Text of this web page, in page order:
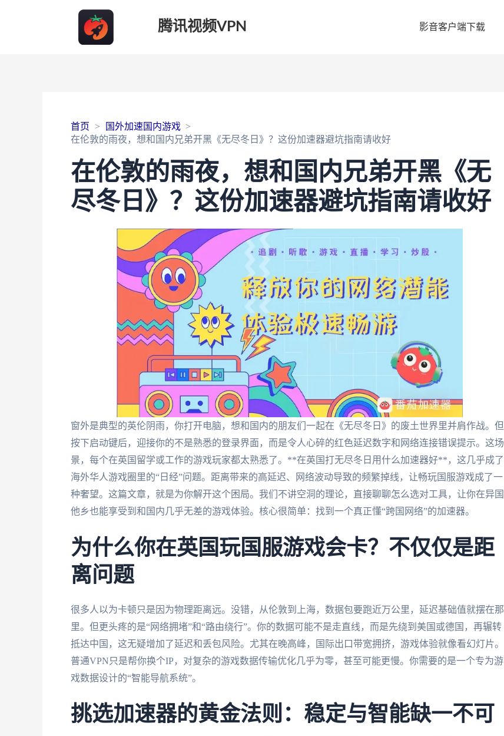
腾讯视频VPN 影音客户端下载
首页
国外加速国内游戏
在伦敦的雨夜，想和国内兄弟开黑《无尽冬日》？这份加速器避坑指南请收好
在伦敦的雨夜，想和国内兄弟开黑《无
尽冬日》？这份加速器避坑指南请收好
窗外是典型的英伦阴雨，你打开电脑，想和国内的朋友们一起在《无尽冬日》的废土世界里并肩作战。但
按下启动键后，迎接你的不是熟悉的登录界面，而是令人心碎的红色延迟数字和网络连接错误提示。这场
景，每个在英国留学或工作的游戏玩家都太熟悉了。**在英国打无尽冬日用什么加速器好**，这几乎成了
海外华人游戏圈里的“日经”问题。距离带来的高延迟、网络波动导致的频繁掉线，让畅玩国服游戏成了一
种奢望。这篇文章，就是为你解开这个困局。我们不讲空洞的理论，直接聊聊怎么选对工具，让你在异国
他乡也能享受到和国内几乎无差的游戏体验。核心很简单：找到一个真正懂“跨国网络”的加速器。
为什么你在英国玩国服游戏会卡？不仅仅是距
离问题
很多人以为卡顿只是因为物理距离远。没错，从伦敦到上海，数据包要跑近万公里，延迟基础值就摆在那
里。但更头疼的是“网络拥堵”和“路由绕行”。你的数据可能不是走直线，而是先绕到美国或德国，再辗转
抵达中国，这无疑增加了延迟和丢包风险。尤其在晚高峰，国际出口带宽拥挤，游戏体验就像看幻灯片。
普通VPN只是帮你换个IP，对复杂的游戏数据传输优化几乎为零，甚至可能更慢。你需要的是一个专为游
戏数据设计的“智能导航系统”。
挑选加速器的黄金法则：稳定与智能缺一不可